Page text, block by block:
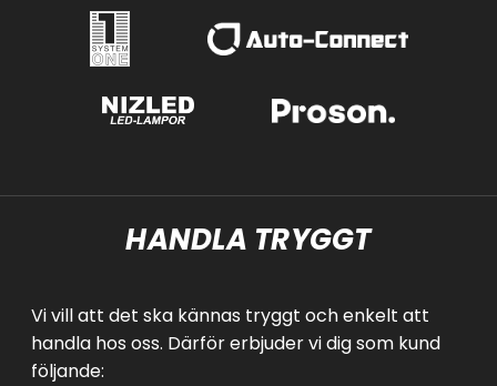
HANDLA TRYGGT
Vi vill att det ska kännas tryggt och enkelt att
handla hos oss. Därför erbjuder vi dig som kund
följande: